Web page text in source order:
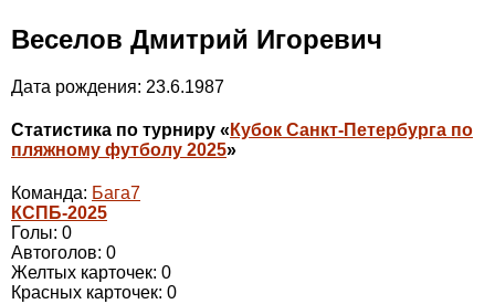
Веселов Дмитрий Игоревич
Дата рождения: 23.6.1987
Статистика по турниру « Кубок Санкт-Петербурга по
пляжному футболу 2025»
Команда: Бага7
КСПБ-2025
Голы: 0
Автоголов: 0
Желтых карточек: 0
Красных карточек: 0